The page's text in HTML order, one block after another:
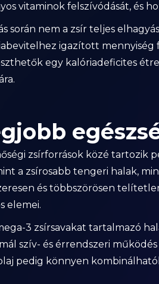
vitaminok felszívódását, és
során nem a zsír teljes
igazított mennyiség
egy kalóriadeficites
zsírforrások közé tartozik
a zsírosabb tengeri halak,
és többszörösen
elemei.
3 zsírsavakat tartalmazó
szív- és érrendszeri
pedig könnyen